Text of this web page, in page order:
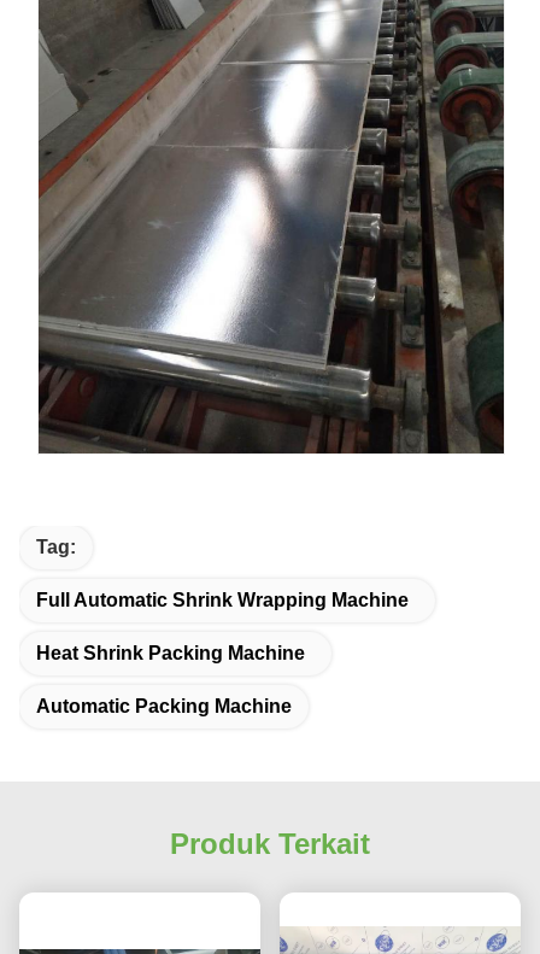
Tag:
Full Automatic Shrink Wrapping Machine
Heat Shrink Packing Machine
Automatic Packing Machine
Produk Terkait